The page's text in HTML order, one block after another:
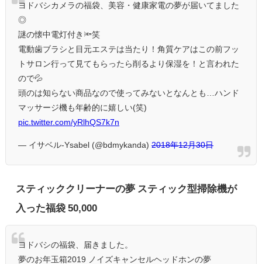
ヨドバシカメラの福袋、美容・健康家電の夢が届いてました
◎
謎の懐中電灯付き🔦笑
電動歯ブラシと目元エステは当たり！角質ケアはこの前フッ
トサロン行って見てもらったら削るより保湿を！と言われた
ので💦
頭のは知らない商品なので使ってみないとなんとも…ハンド
マッサージ機も年齢的に嬉しい(笑)
pic.twitter.com/yRlhQS7k7n
— イサベル-Ysabel (@bdmykanda) 2018年12月30日
スティッククリーナーの夢 スティック型掃除機が
入った福袋 50,000
ヨドバシの福袋、届きました。
夢のお年玉箱2019 ノイズキャンセルヘッドホンの夢